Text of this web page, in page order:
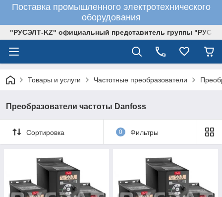
Поставка промышленного электротехнического
оборудования
"РУСЭЛТ-KZ" официальный представитель группы
Товары и услуги Частотные преобразователи
Преобразователи частоты Danfoss
Сортировка 0 Фильтры